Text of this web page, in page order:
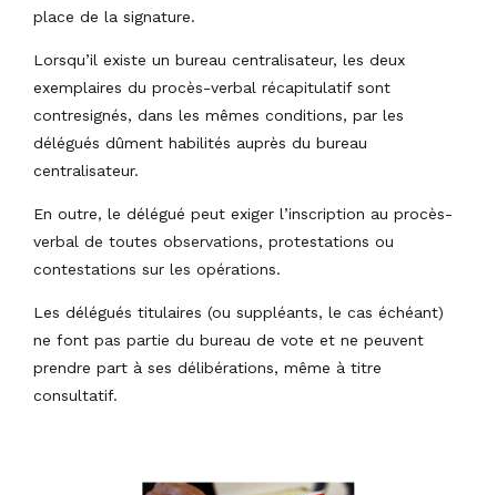
place de la signature.
Lorsqu’il existe un bureau centralisateur, les deux
exemplaires du procès-verbal récapitulatif sont
contresignés, dans les mêmes conditions, par les
délégués dûment habilités auprès du bureau
centralisateur.
En outre, le délégué peut exiger l’inscription au procès-
verbal de toutes observations, protestations ou
contestations sur les opérations.
Les délégués titulaires (ou suppléants, le cas échéant)
ne font pas partie du bureau de vote et ne peuvent
prendre part à ses délibérations, même à titre
consultatif.